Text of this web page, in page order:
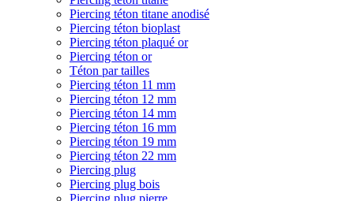
Piercing téton titane anodisé
Piercing téton bioplast
Piercing téton plaqué or
Piercing téton or
Téton par tailles
Piercing téton 11 mm
Piercing téton 12 mm
Piercing téton 14 mm
Piercing téton 16 mm
Piercing téton 19 mm
Piercing téton 22 mm
Piercing plug
Piercing plug bois
Piercing plug pierre